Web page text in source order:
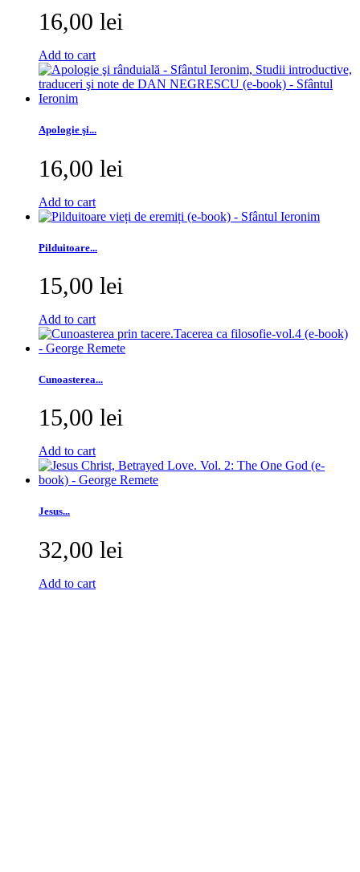
16,00 lei
Add to cart
Apologie şi...
16,00 lei
Add to cart
Pilduitoare...
15,00 lei
Add to cart
Cunoasterea...
15,00 lei
Add to cart
Jesus...
32,00 lei
Add to cart